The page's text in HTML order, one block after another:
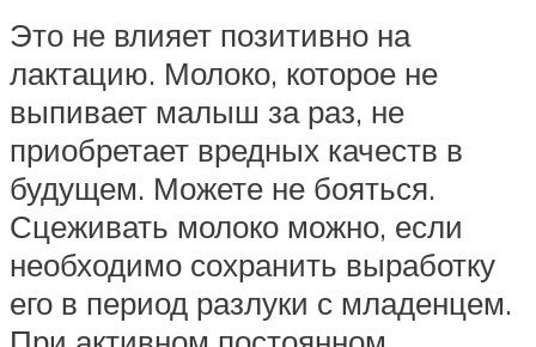
Это не влияет позитивно на
лактацию. Молоко, которое не
выпивает малыш за раз, не
приобретает вредных качеств в
будущем. Можете не бояться.
Сцеживать молоко можно, если
необходимо сохранить выработку
его в период разлуки с младенцем.